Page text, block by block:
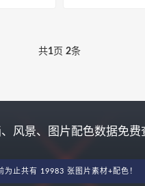
共1页 2条
风景、图片配色数据免费
为止共有 19983 张图片素材+配色！